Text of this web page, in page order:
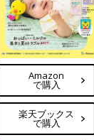
Amazon
で購入
楽天ブックス
で購入